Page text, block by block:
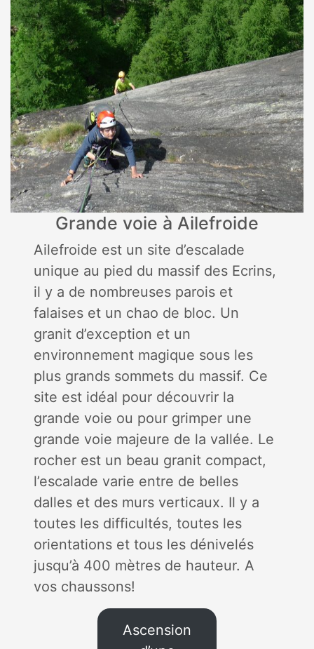
Grande voie à Ailefroide
Ailefroide est un site d’escalade
unique au pied du massif des Ecrins,
il y a de nombreuses parois et
falaises et un chao de bloc. Un
granit d’exception et un
environnement magique sous les
plus grands sommets du massif. Ce
site est idéal pour découvrir la
grande voie ou pour grimper une
grande voie majeure de la vallée. Le
rocher est un beau granit compact,
l’escalade varie entre de belles
dalles et des murs verticaux. Il y a
toutes les difficultés, toutes les
orientations et tous les dénivelés
jusqu’à 400 mètres de hauteur. A
vos chaussons!
Ascension